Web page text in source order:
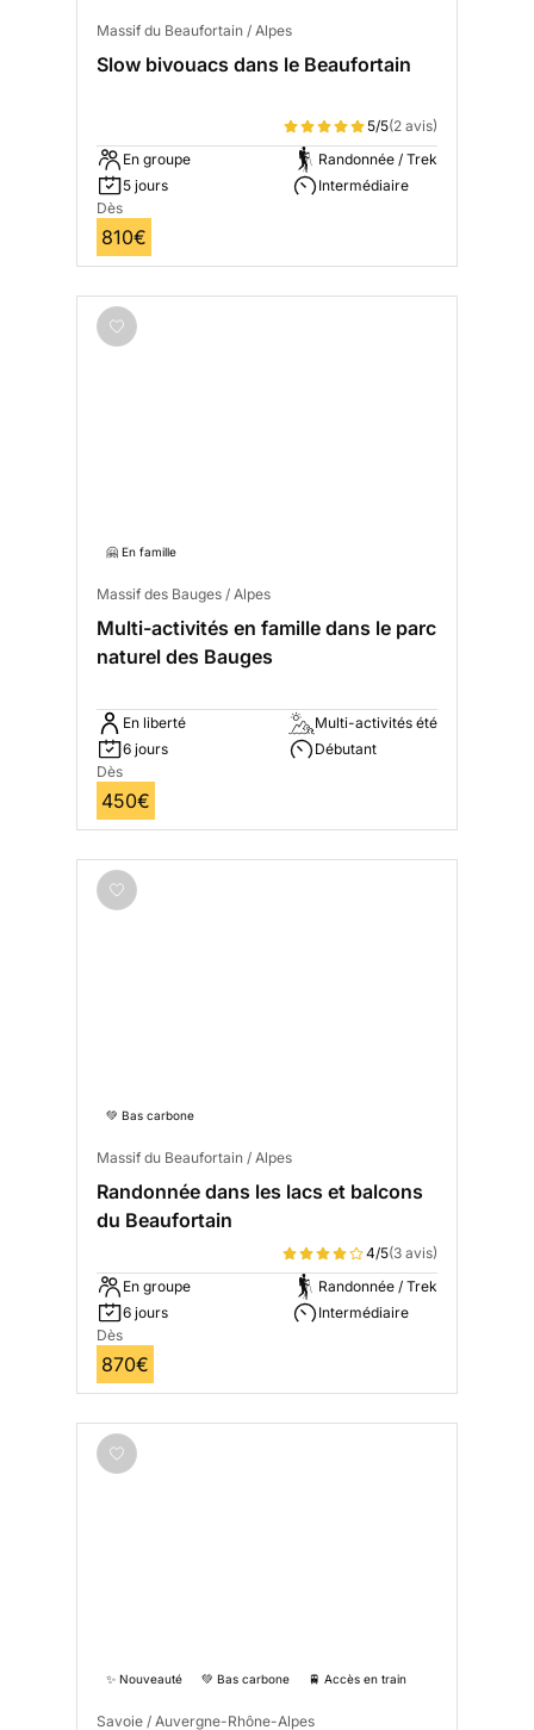
Massif du Beaufortain / Alpes
Slow bivouacs dans le Beaufortain
5/5(2 avis)
En groupe
5 jours
Randonnée / Trek
Intermédiaire
Dès
810€
🤗 En famille
Massif des Bauges / Alpes
Multi-activités en famille dans le parc
naturel des Bauges
En liberté
6 jours
Multi-activités été
Débutant
Dès
450€
💚 Bas carbone
Massif du Beaufortain / Alpes
Randonnée dans les lacs et balcons
du Beaufortain
4/5(3 avis)
En groupe
6 jours
Randonnée / Trek
Intermédiaire
Dès
870€
✨ Nouveauté 💚 Bas carbone 🚆 Accès en train
Savoie / Auvergne-Rhône-Alpes